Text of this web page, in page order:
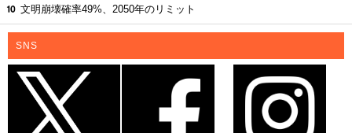
文明崩壊確率49%、2050年のリミット
SNS